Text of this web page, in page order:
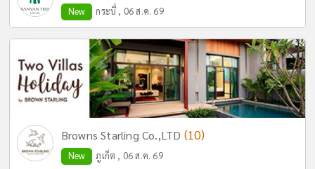
New กระบี่ , 06 ส.ค. 69
Browns Starling Co.,LTD (10)
New ภูเก็ต , 06 ส.ค. 69